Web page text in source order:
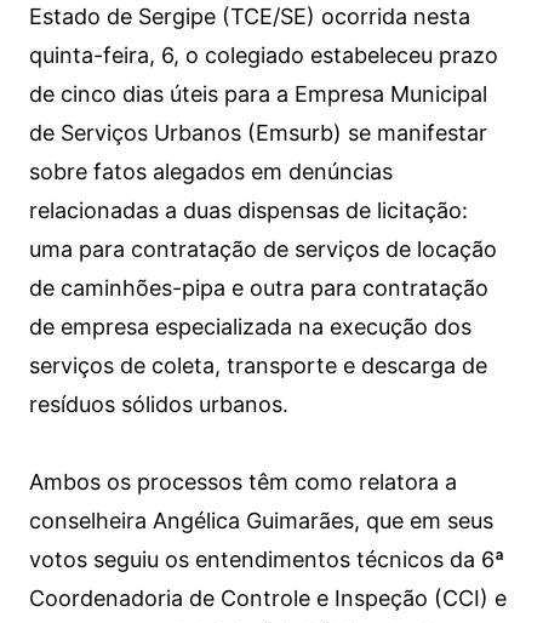
Estado de Sergipe (TCE/SE) ocorrida nesta
quinta-feira, 6, o colegiado estabeleceu prazo
de cinco dias úteis para a Empresa Municipal
de Serviços Urbanos (Emsurb) se manifestar
sobre fatos alegados em denúncias
relacionadas a duas dispensas de licitação:
uma para contratação de serviços de locação
de caminhões-pipa e outra para contratação
de empresa especializada na execução dos
serviços de coleta, transporte e descarga de
resíduos sólidos urbanos.
Ambos os processos têm como relatora a
conselheira Angélica Guimarães, que em seus
votos seguiu os entendimentos técnicos da 6ª
Coordenadoria de Controle e Inspeção (CCI) e